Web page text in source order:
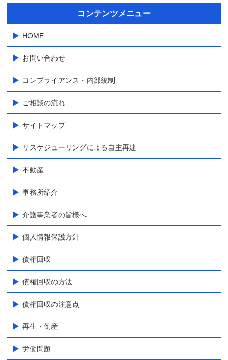
コンテンツメニュー
HOME
お問い合わせ
コンプライアンス・内部統制
ご相談の流れ
サイトマップ
リスケジューリングによる自主再建
不動産
事務所紹介
介護事業者の皆様へ
個人情報保護方針
債権回収
債権回収の方法
債権回収の注意点
再生・倒産
労働問題